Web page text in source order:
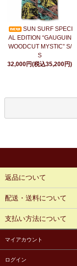
SUN SURF SPECI
AL EDITION “GAUGUIN
WOODCUT MYSTIC” S/
S
32,000円(税込35,200円)
返品について
配送・送料について
支払い方法について
マイアカウント
ログイン